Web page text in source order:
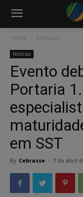
Home Notícias
Notícias
Evento
Portaria
em SST
By Cebrasse - 7 de abril